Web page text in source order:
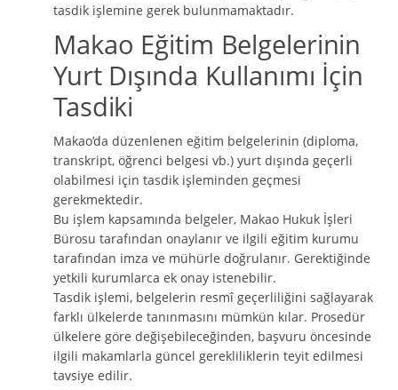
tasdik işlemine gerek bulunmamaktadır.
Makao Eğitim Belgelerinin
Yurt Dışında Kullanımı İçin
Tasdiki
Makao’da düzenlenen eğitim belgelerinin (diploma,
transkript, öğrenci belgesi vb.) yurt dışında geçerli
olabilmesi için tasdik işleminden geçmesi
gerekmektedir.
Bu işlem kapsamında belgeler, Makao Hukuk İşleri
Bürosu tarafından onaylanır ve ilgili eğitim kurumu
tarafından imza ve mühürle doğrulanır. Gerektiğinde
yetkili kurumlarca ek onay istenebilir.
Tasdik işlemi, belgelerin resmî geçerliliğini sağlayarak
farklı ülkelerde tanınmasını mümkün kılar. Prosedür
ülkelere göre değişebileceğinden, başvuru öncesinde
ilgili makamlarla güncel gerekliliklerin teyit edilmesi
tavsiye edilir.